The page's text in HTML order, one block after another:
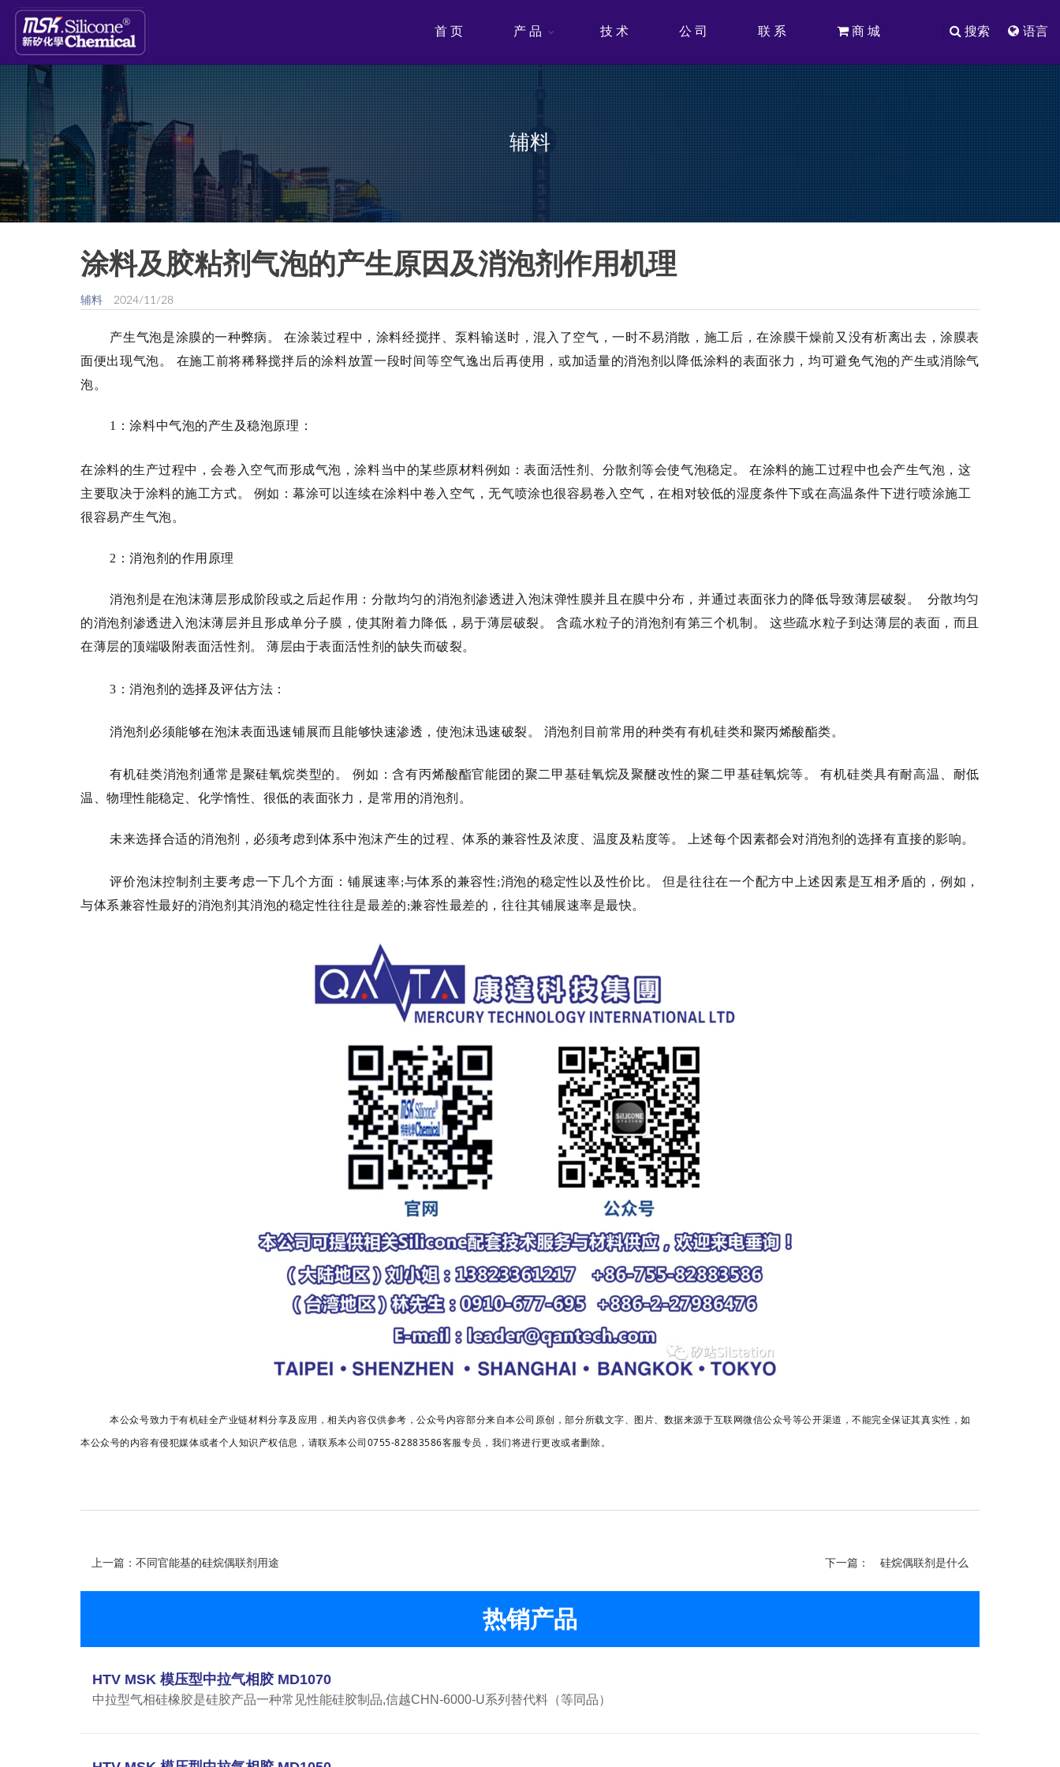
语言
搜索
首 页 产 品 技 术 公 司 联 系 商 城
辅料
涂料及胶粘剂气泡的产生原因及消泡剂作用机理
辅料 2024/11/28
产生气泡是涂膜的一种弊病。
在涂装过程中，涂料经搅拌、泵料输送时，混入了空气，一时不易消散，施工后，在涂膜干燥前又没有析离出去，涂膜表
面便出现气泡。
在施工前将稀释搅拌后的涂料放置一段时间等空气逸出后再使用，或加适量的消泡剂以降低涂料的表面张力，均可避免气泡的产生或消除气
泡。
1 ：涂料中气泡的产生及稳泡原理：
在涂料的生产过程中，会卷入空气而形成气泡，涂料当中的某些原材料例如：表面活性剂、分散剂等会使气泡稳定。
在涂料的施工过程中也会产生气泡，这
主要取决于涂料的施工方式。
例如：幕涂可以连续在涂料中卷入空气，无气喷涂也很容易卷入空气，在相对较低的湿度条件下或在高温条件下进行喷涂施工
很容易产生气泡。
2 ：消泡剂的作用原理
消泡剂是在泡沫薄层形成阶段或之后起作用：分散均匀的消泡剂渗透进入泡沫弹性膜并且在膜中分布，并通过表面张力的降低导致薄层破裂。
分散均匀
的消泡剂渗透进入泡沫薄层并且形成单分子膜，使其附着力降低，易于薄层破裂。
含疏水粒子的消泡剂有第三个机制。
这些疏水粒子到达薄层的表面，而且
在薄层的顶端吸附表面活性剂。
薄层由于表面活性剂的缺失而破裂。
3 ：消泡剂的选择及评估方法：
消泡剂必须能够在泡沫表面迅速铺展而且能够快速渗透，使泡沫迅速破裂。 消泡剂目前常用的种类有有机硅类和聚丙烯酸酯类。
有机硅类消泡剂通常是聚硅氧烷类型的。 例如：含有丙烯酸酯官能团的聚二甲基硅氧烷及聚醚改性的聚二甲基硅氧烷等。
有机硅类具有耐高温、耐低
温、物理性能稳定、化学惰性、很低的表面张力，是常用的消泡剂。
未来选择合适的消泡剂，必须考虑到体系中泡沫产生的过程、体系的兼容性及浓度、温度及粘度等。 上述每个因素都会对消泡剂的选择有直接的影响。
评价泡沫控制剂主要考虑一下几个方面：铺展速率;与体系的兼容性;消泡的稳定性以及性价比。
但是往往在一个配方中上述因素是互相矛盾的，例如，
与体系兼容性最好的消泡剂其消泡的稳定性往往是最差的;兼容性最差的，往往其铺展速率是最快。
本公众号致力于有机硅全产业链材料分享及应用，相关内容仅供参考，公众号内容部分来自本公司原创，部分所载文字、图片、数据来源于互联网微信公众号等公开渠道，不能完全保证其真实性，如
本公众号的内容有侵犯媒体或者个人知识产权信息，请联系本公司0755-82883586客服专员，我们将进行更改或者删除。
上一篇：不同官能基的硅烷偶联剂用途 下一篇： 硅烷偶联剂是什么
热销产品
HTV MSK 模压型中拉气相胶 MD1070
中拉型气相硅橡胶是硅胶产品一种常见性能硅胶制品,信越CHN-6000-U系列替代料（等同品）